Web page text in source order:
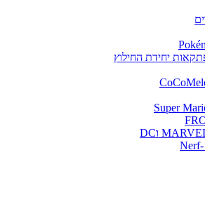
יחידת החילוץ